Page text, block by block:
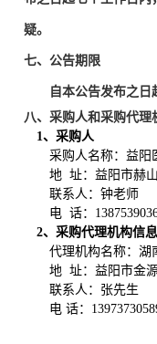
疑。
七、公告期限
自本公告发布之日
八、采购人和采购代
1、采购人
采购人名称：益阳
地 址：益阳市赫
联系人：钟老师
电 话：
2、采购代理机构信息
代理机构名称：湖
地 址：益阳市金
联系人：张先
电 话：